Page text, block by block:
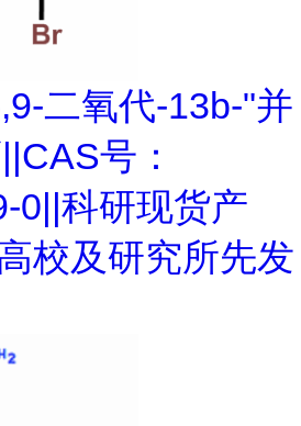
二氧代-13b-"并
号：
0||科研现货产
校及研究所先发